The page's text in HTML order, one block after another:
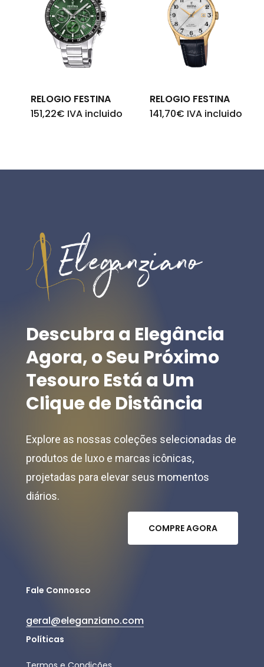
RELOGIO FESTINA
151,22€ IVA incluido
RELOGIO FESTINA
141,70€ IVA incluido
Descubra a Elegância
Agora,oSeu Próximo
TesouroEstá a Um
CliquedeDistância
Explore as nossas coleções selecionadas de
produtos de luxo e marcas icônicas,
projetadas para elevar seus momentos
diários.
COMPREAGORA
Fale Connosco
geral@eleganziano.com
Políticas